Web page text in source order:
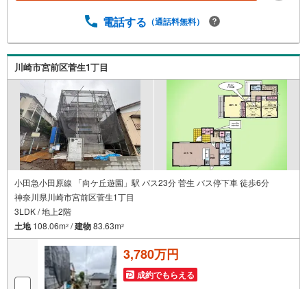
ど、お気軽にお問合せください。【とことん納得】当社で
件のご説明、資金計画、税金相談などについては、担当課
長も同席してご説明させていただきます。
電話する （通話料無料）
川崎市宮前区菅生1丁目
小田急小田原線 「向ケ丘遊園」駅 バス23分 菅生 バス停下車 徒歩6分
神奈川県川崎市宮前区菅生1丁目
3LDK / 地上2階
土地108.06m2 /建物83.63m2
3,780万円
成約でもらえる